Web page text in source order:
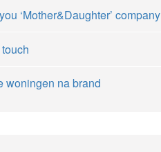
‘Mother&Daughter’ company
woningen na brand